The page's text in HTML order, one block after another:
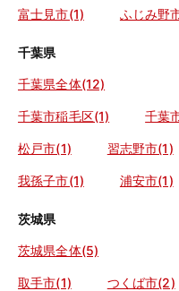
富士見市(1) ふじみ野
千葉県
千葉県全体(12)
千葉市稲毛区(1) 千葉
松戸市(1) 習志野市(1)
我孫子市(1) 浦安市(1)
茨城県
茨城県全体(5)
取手市(1) つくば市(2)